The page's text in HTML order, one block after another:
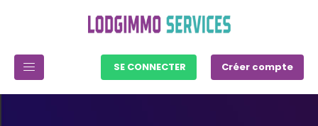
SE CONNECTER Créer compte